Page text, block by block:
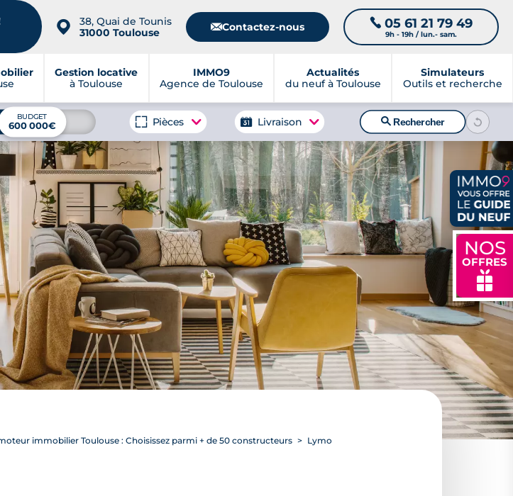
📍
38, Quai de Tounis
31000 Toulouse
📧Contactez-nous 📞 05 61 21 79 49
9h - 19h / lun.- sam.
Gestion locative
à Toulouse
IMMO9
Agence de Toulouse
Actualités
du neuf à Toulouse
Simulateurs
Outils et recherche
NOS
OFFRES
🎁
BUDGET
600 000€ Pièces Livraison 🔍Rechercher
immobilier Toulouse : Choisissez parmi + de 50 constructeurs Lymo